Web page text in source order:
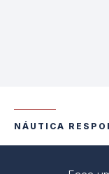
NÁUTICA